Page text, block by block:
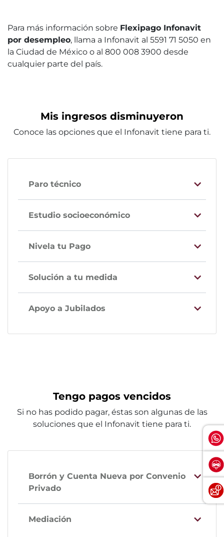
Para más información sobre Flexipago Infonavit
por desempleo, llama a Infonavit al 5591 71 5050 en
la Ciudad de México o al 800 008 3900 desde
cualquier parte del país.
Mis ingresos disminuyeron
Conoce las opciones que el Infonavit tiene para ti.
Paro técnico
Estudio socioeconómico
Nivela tu Pago
Solución a tu medida
Apoyo a Jubilados
Tengo pagos vencidos
Si no has podido pagar, éstas son algunas de las
soluciones que el Infonavit tiene para ti.
Borrón y Cuenta Nueva por Convenio
Privado
Mediación